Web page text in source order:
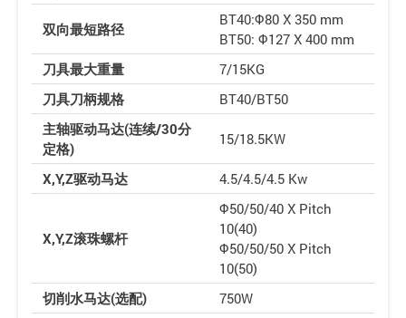
双向最短路径
BT40:Φ80 X 350 mm
BT50: Φ127 X 400 mm
刀具最大重量
7/15KG
刀具刀柄规格
BT40/BT50
主轴驱动马达(连续/30分
定格)
15/18.5KW
X,Y,Z驱动马达 4.5/4.5/4.5 Kw
X,Y,Z滚珠螺杆
Φ50/50/40 X Pitch
10(40)
Φ50/50/50 X Pitch
10(50)
切削水马达(选配)
750W